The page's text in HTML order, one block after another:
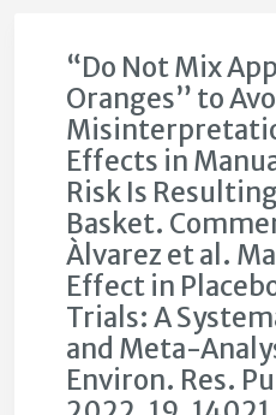
“Do Not Mix
Oranges” to
Effects in
Risk Is
Basket.
Àlvarez et al.
Effect in
Trials: A
and Meta-
Environ. Res.